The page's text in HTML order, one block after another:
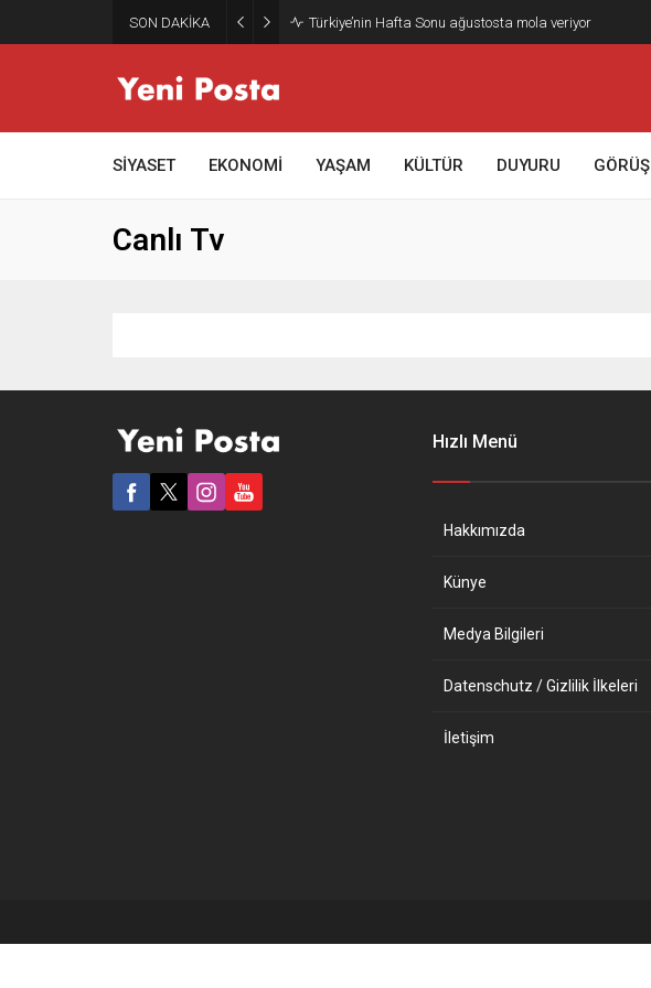
SON DAKİKA Türkiye’nin Hafta Sonu ağustosta mola veriyor
SİYASET EKONOMİ YAŞAM KÜLTÜR DUYURU GÖRÜŞ
Canlı Tv
Hızlı Menü
Hakkımızda
Künye
Medya Bilgileri
Datenschutz / Gizlilik İlkeleri
İletişim